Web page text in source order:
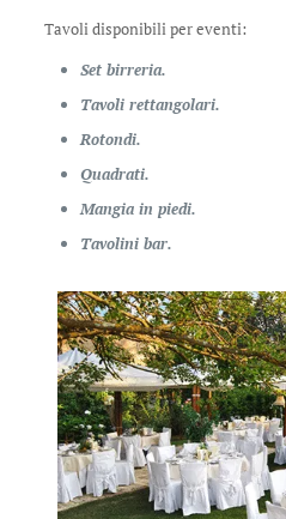
Tavoli disponibili per eventi:
Set birreria.
Tavoli rettangolari.
Rotondi.
Quadrati.
Mangia in piedi.
Tavolini bar.